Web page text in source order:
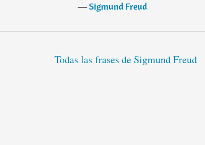
―Sigmund Freud
Todas las frases de Sigmund Freud